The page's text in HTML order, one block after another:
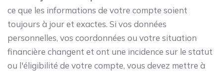
ce que les informations de votre compte soient
toujours à jour et exactes. Si vos données
personnelles, vos coordonnées ou votre situation
financière changent et ont une incidence sur le statut
ou l'éligibilité de votre compte, vous devez mettre à